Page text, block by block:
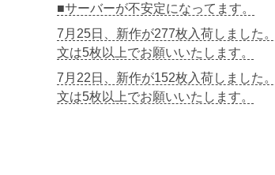
■サーバーが不安定になってます。
7月25日、新作が277枚入荷しました
文は5枚以上でお願いいたします。
7月22日、新作が152枚入荷しました
文は5枚以上でお願いいたします。